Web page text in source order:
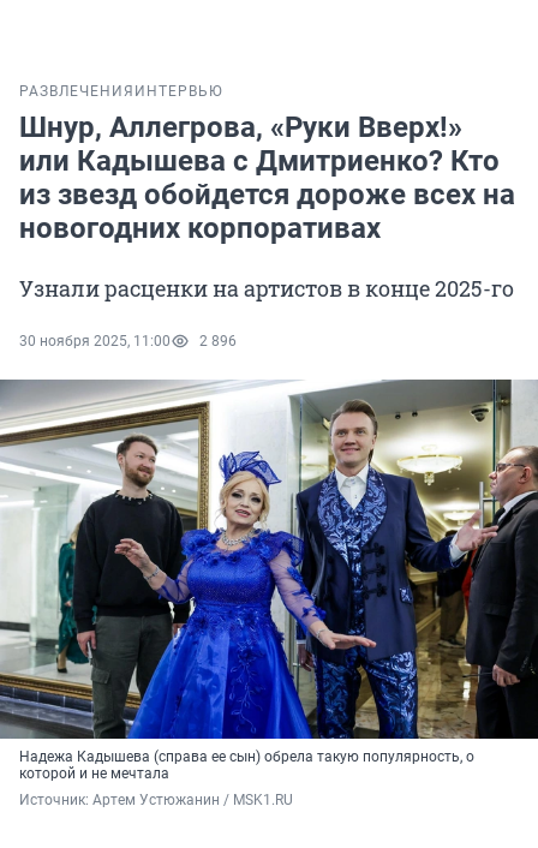
РАЗВЛЕЧЕНИЯ ИНТЕРВЬЮ
Шнур, Аллегрова, «Руки Вверх!»
или Кадышева с Дмитриенко? Кто
из звезд обойдется дороже всех на
новогодних корпоративах
Узнали расценки на артистов в конце 2025-го
30 ноября 2025, 11:00 2 896
Надежа Кадышева (справа ее сын) обрела такую популярность, о
которой и не мечтала
Источник: Артем Устюжанин / MSK1.RU